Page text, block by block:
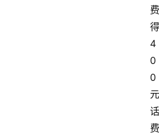
费
得
4
0
0
元
话
费